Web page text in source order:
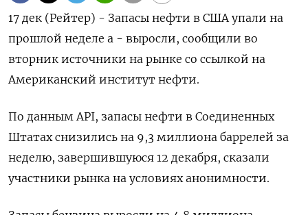
17 дек (Рейтер) - Запасы нефти в США упали на
прошлой неделе а - выросли, сообщили во
вторник источники на рынке со ссылкой на
Американский институт нефти.
По данным API, запасы нефти в Соединенных
Штатах снизились на 9,3 миллиона баррелей за
неделю, завершившуюся 12 декабря, сказали
участники рынка на условиях анонимности.